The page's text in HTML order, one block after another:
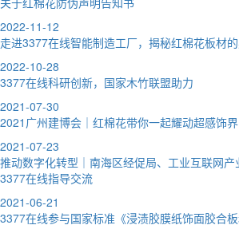
2022-11-12
走进3377在线智能制造工厂，揭秘红棉花板材
2022-10-28
3377在线科研创新，国家木竹联盟助力
2021-07-30
2021广州建博会｜红棉花带你一起耀动超感饰界
2021-07-23
推动数字化转型｜南海区经促局、工业互联网
3377在线指导交流
2021-06-21
3377在线参与国家标准《浸渍胶膜纸饰面胶合